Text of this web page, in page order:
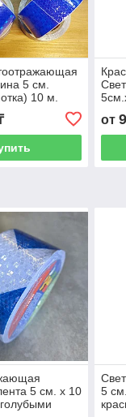
5 см.
10 м.
от
5 см. x 10
5